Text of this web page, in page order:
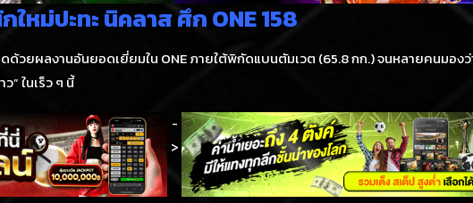
หม่ปะทะ นิคลาส ศึก ONE 158
วยผลงานอันยอดเยี่ยมใน ONE ภายใต้พิกัดแบนตัมเวต (65.8 กก.) จนหลายคนมองว่
” ในเร็ว ๆ นี้
-
>